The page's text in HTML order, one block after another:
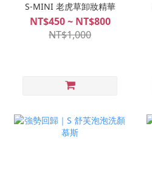
S-MINI 老虎草卸妝精華
NT$450 ~ NT$800
NT$1,000